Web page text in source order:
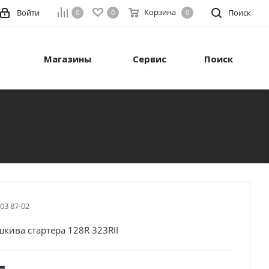
Поиск
0 0 Корзина 0
Войти
Магазины Сервис Поиск
87-02
стартера 128R 323RII